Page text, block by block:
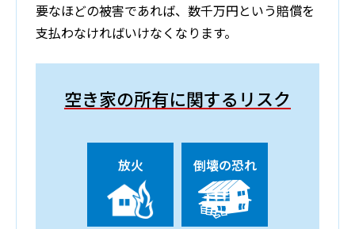
要なほどの被害であれば、数千万円という賠償を
支払わなければいけなくなります。
空き家の所有に関するリスク
放火 倒壊の恐れ